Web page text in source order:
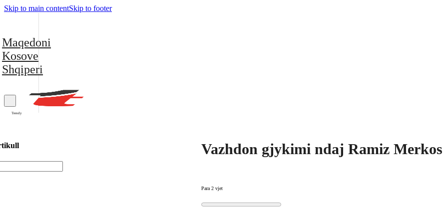
Skip to main contentSkip to footer
Maqedoni
Kosove
Shqiperi
Trendy
Vazhdon gjykimi ndaj Ramiz Merkos
Para 2 vjet